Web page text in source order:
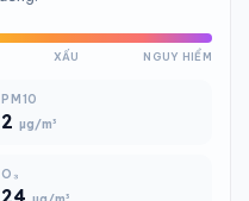
XẤU NGUY HIỂM
PM10
2 µg/m³
O₃
24